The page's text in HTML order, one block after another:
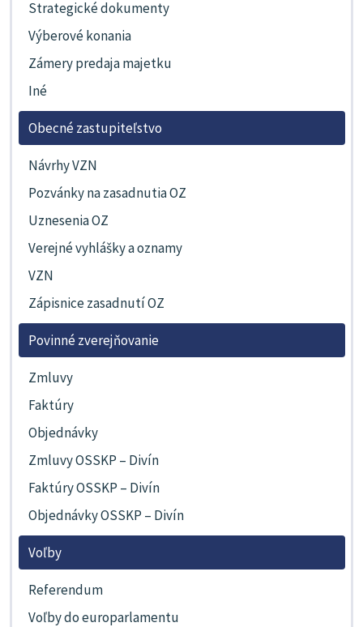
Strategické dokumenty
Výberové konania
Zámery predaja majetku
Iné
Obecné zastupiteľstvo
Návrhy VZN
Pozvánky na zasadnutia OZ
Uznesenia OZ
Verejné vyhlášky a oznamy
VZN
Zápisnice zasadnutí OZ
Povinné zverejňovanie
Zmluvy
Faktúry
Objednávky
Zmluvy OSSKP – Divín
Faktúry OSSKP – Divín
Objednávky OSSKP – Divín
Voľby
Referendum
Voľby do europarlamentu